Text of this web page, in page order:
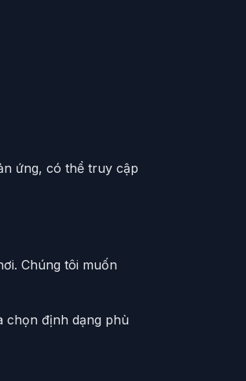
ứng, có thể truy cập
Chúng tôi muốn
chọn định dạng phù